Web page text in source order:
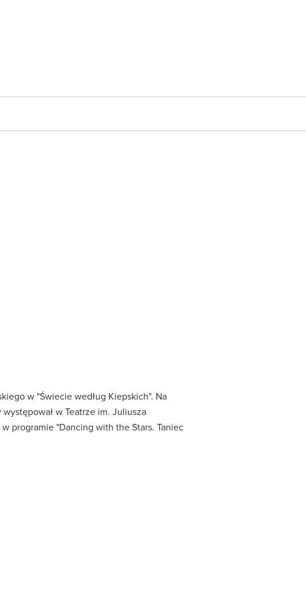
w "Świecie według Kiepskich". Na
w Teatrze im. Juliusza
programie "Dancing with the Stars. Taniec